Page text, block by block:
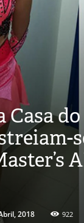
Casa do
2018 922